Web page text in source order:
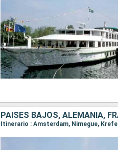
PAISES BAJOS, ALEMANIA,
Itinerario : Amsterdam, Nimegue,